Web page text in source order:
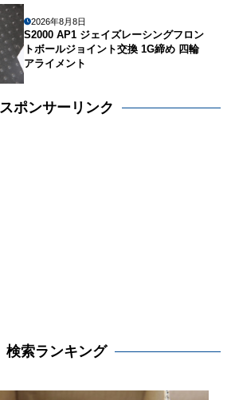
2026年8月8日
S2000 AP1 ジェイズレーシングフロン
トボールジョイント交換 1G締め 四輪
アライメント
スポンサーリンク
検索ランキング